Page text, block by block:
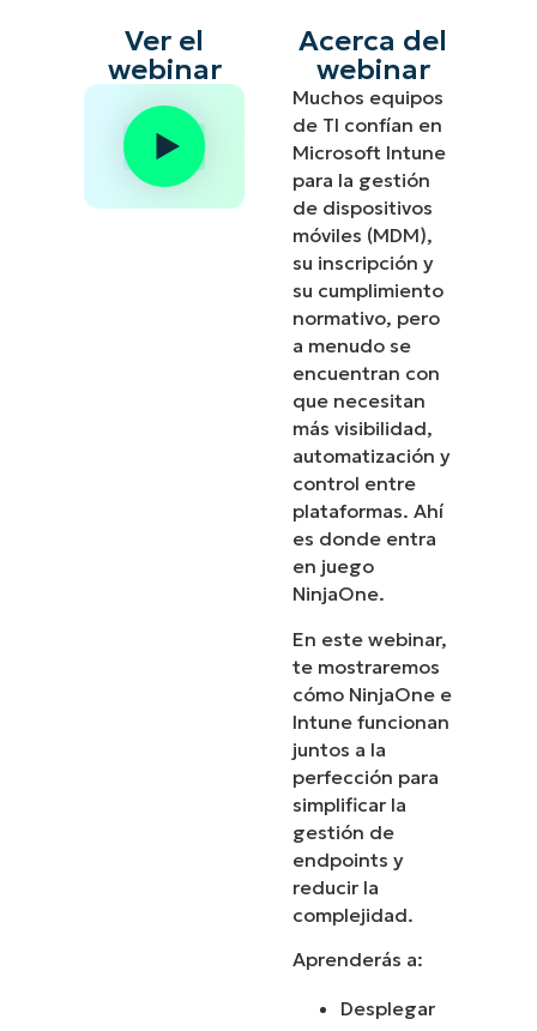
Ver el
webinar
Acerca del
webinar
Muchos equipos
de TI confían en
Microsoft Intune
para la gestión
de dispositivos
móviles (MDM),
su inscripción y
su cumplimiento
normativo, pero
a menudo se
encuentran con
que necesitan
más visibilidad,
automatización y
control entre
plataformas. Ahí
es donde entra
en juego
NinjaOne.
En este webinar,
te mostraremos
cómo NinjaOne e
Intune funcionan
juntos a la
perfección para
simplificar la
gestión de
endpoints y
reducir la
complejidad.
Aprenderás a:
Desplegar